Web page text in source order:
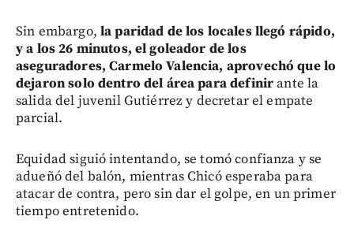
Sin embargo, la paridad de los locales llegó rápido,
y a los 26 minutos, el goleador de los
aseguradores, Carmelo Valencia, aprovechó que lo
dejaron solo dentro del área para definirante la
salida del juvenil Gutiérrez y decretar el empate
parcial.
Equidad siguió intentando, se tomó confianza y se
adueñó del balón, mientras Chicó esperaba para
atacar de contra, pero sin dar el golpe, en un primer
tiempo entretenido.